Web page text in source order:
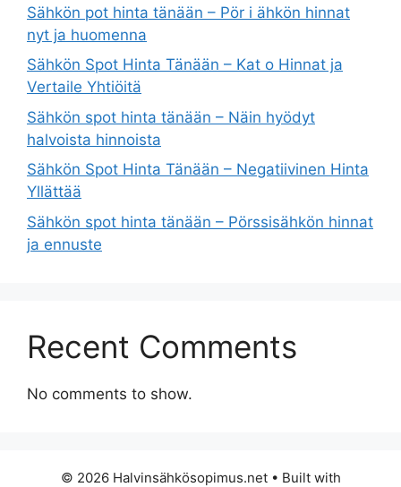
Sähkön pot hinta tänään – Pör i ähkön hinnat
nyt ja huomenna
Sähkön Spot Hinta Tänään – Kat o Hinnat ja
Vertaile Yhtiöitä
Sähkön spot hinta tänään – Näin hyödyt
halvoista hinnoista
Sähkön Spot Hinta Tänään – Negatiivinen Hinta
Yllättää
Sähkön spot hinta tänään – Pörssisähkön hinnat
ja ennuste
Recent Comments
No comments to show.
© 2026 Halvinsähkösopimus.net• Built with